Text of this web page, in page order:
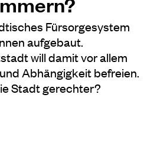
Fürsorgesystem
aufgebaut.
will damit vor allem
Abhängigkeit befreien.
Stadt gerechter?